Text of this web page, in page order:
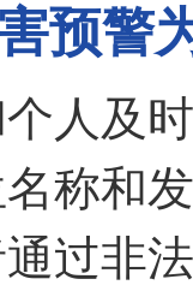
预警
人及
称和
过非